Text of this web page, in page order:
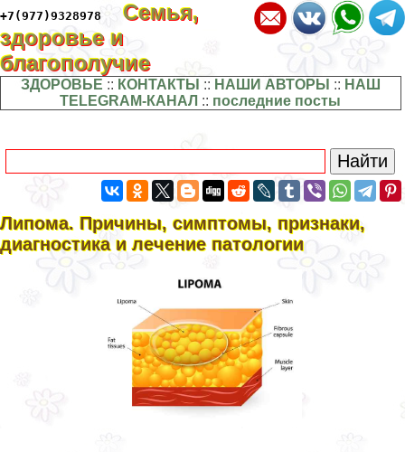
+7(977)9328978
Семья,
здоровье и
благополучие
ЗДОРОВЬЕ :: КОНТАКТЫ :: НАШИ АВТОРЫ :: НАШ
TELEGRAM-КАНАЛ :: последние посты
Липома. Причины, симптомы, признаки,
диагностика и лечение патологии